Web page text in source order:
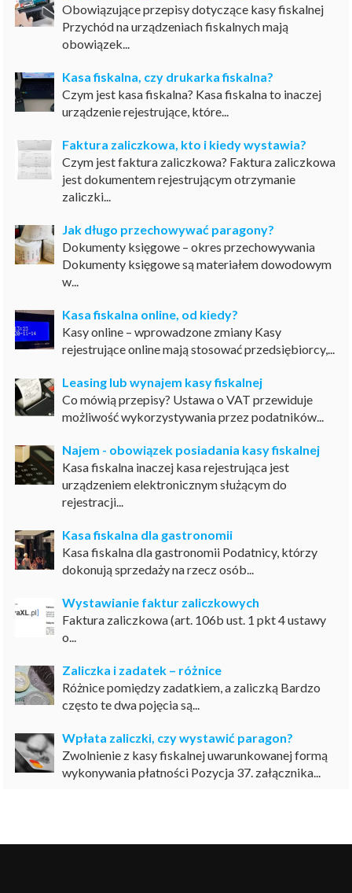
Obowiązujące przepisy dotyczące kasy fiskalnej
Przychód na urządzeniach fiskalnych mają
obowiązek...
Kasa fiskalna, czy drukarka fiskalna?
Czym jest kasa fiskalna? Kasa fiskalna to inaczej
urządzenie rejestrujące, które...
Faktura zaliczkowa, kto i kiedy wystawia?
Czym jest faktura zaliczkowa? Faktura zaliczkowa
jest dokumentem rejestrującym otrzymanie
zaliczki...
Jak długo przechowywać paragony?
Dokumenty księgowe – okres przechowywania
Dokumenty księgowe są materiałem dowodowym
w...
Kasa fiskalna online, od kiedy?
Kasy online – wprowadzone zmiany Kasy
rejestrujące online mają stosować przedsiębiorcy,...
Leasing lub wynajem kasy fiskalnej
Co mówią przepisy? Ustawa o VAT przewiduje
możliwość wykorzystywania przez podatników...
Najem - obowiązek posiadania kasy fiskalnej
Kasa fiskalna inaczej kasa rejestrująca jest
urządzeniem elektronicznym służącym do
rejestracji...
Kasa fiskalna dla gastronomii
Kasa fiskalna dla gastronomii Podatnicy, którzy
dokonują sprzedaży na rzecz osób...
Wystawianie faktur zaliczkowych
Faktura zaliczkowa (art. 106b ust. 1 pkt 4 ustawy
o...
Zaliczka i zadatek – różnice
Różnice pomiędzy zadatkiem, a zaliczką Bardzo
często te dwa pojęcia są...
Wpłata zaliczki, czy wystawić paragon?
Zwolnienie z kasy fiskalnej uwarunkowanej formą
wykonywania płatności Pozycja 37. załącznika...